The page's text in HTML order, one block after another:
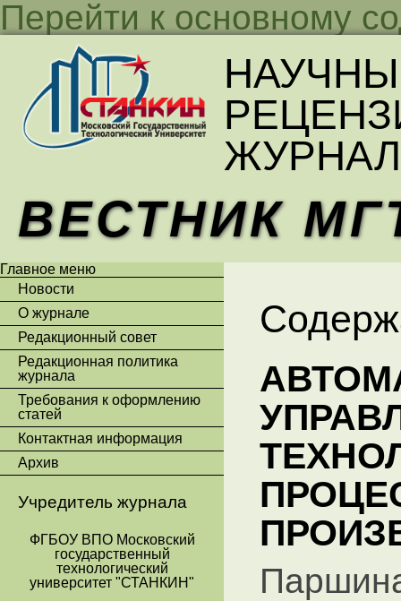
Перейти к основному
ЖУРНАЛ
ВЕСТНИК
Главное меню
Новости
О журнале
Редакционный совет
Редакционная политика
журнала
Требования к оформлению
статей
Контактная информация
Архив
Учредитель журнала
ФГБОУ ВПО Московский
государственный
технологический
университет "СТАНКИН"